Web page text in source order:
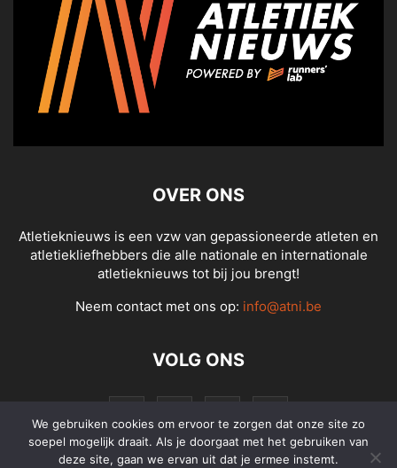
OVER ONS
Atletieknieuws is een vzw van gepassioneerde atleten en
atletiekliefhebbers die alle nationale en internationale
atletieknieuws tot bij jou brengt!
Neem contact met ons op: info@atni.be
VOLG ONS
We gebruiken cookies om ervoor te zorgen dat onze site zo
soepel mogelijk draait. Als je doorgaat met het gebruiken van
deze site, gaan we ervan uit dat je ermee instemt.